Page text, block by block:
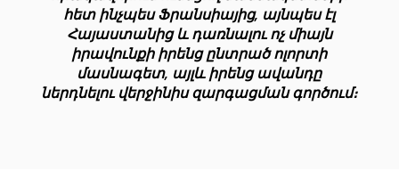
հետ ինչպես Ֆրանսիայից, այնպես էլ
Հայաստանից և դառնալու ոչ միայն
իրավունքի իրենց ընտրած ոլորտի
մասնագետ, այլև իրենց ավանդը
ներդնելու վերջինիս զարգացման գործում։